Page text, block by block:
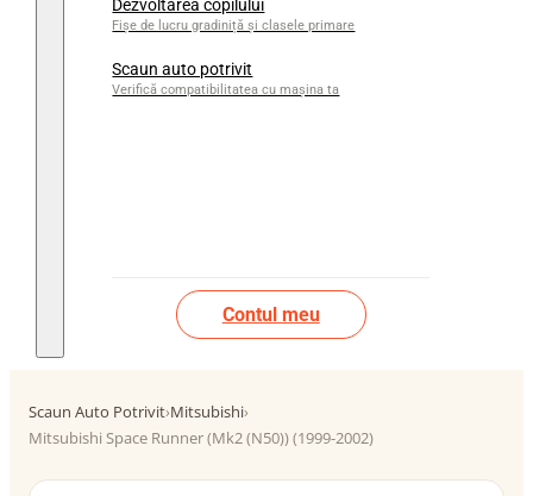
Dezvoltarea copilului
Fișe de lucru gradiniță și clasele primare
Scaun auto potrivit
Verifică compatibilitatea cu mașina ta
Contul meu
Scaun Auto Potrivit›Mitsubishi›
Mitsubishi Space Runner (Mk2 (N50)) (1999-2002)